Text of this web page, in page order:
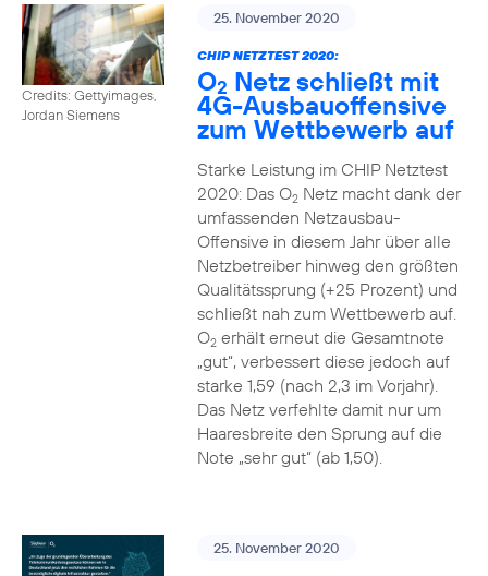
Credits: Gettyimages,
Jordan Siemens
25. November 2020
CHIP NETZTEST 2020:
O2 Netz schließt mit
4G-Ausbauoffensive
zum Wettbewerb auf
Starke Leistung im CHIP Netztest
2020: Das O2Netz macht dank der
umfassenden Netzausbau-
Offensive in diesem Jahr über alle
Netzbetreiber hinweg den größten
Qualitätssprung (+25 Prozent) und
schließt nah zum Wettbewerb auf.
O2erhält erneut die Gesamtnote
„gut“, verbessert diese jedoch auf
starke 1,59 (nach 2,3 im Vorjahr).
Das Netz verfehlte damit nur um
Haaresbreite den Sprung auf die
Note „sehr gut“ (ab 1,50).
25. November 2020